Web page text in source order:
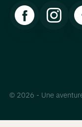
© 2026 - Une